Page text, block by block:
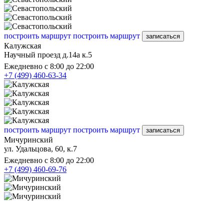
построить маршрут построить маршрут записаться
Калужская
Научный проезд д.14а к.5
Ежедневно с 8:00 до 22:00
+7 (499) 460-63-34
построить маршрут построить маршрут записаться
Мичуринский
ул. Удальцова, 60, к.7
Ежедневно с 8:00 до 22:00
+7 (499) 460-69-76